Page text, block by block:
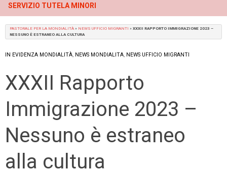
SERVIZIO TUTELA MINORI
PASTORALE PER LA MONDIALITÀ » NEWS UFFICIO MIGRANTI » XXXII RAPPORTO IMMIGRAZIONE 2023 –
NESSUNO È ESTRANEO ALLA CULTURA
IN EVIDENZA MONDIALITÀ NEWS MONDIALITA NEWS UFFICIO MIGRANTI
XXXII Rapporto
Immigrazione 2023 –
Nessuno è estraneo
alla cultura